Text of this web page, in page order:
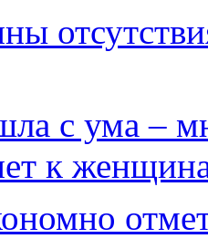
с ума –
к